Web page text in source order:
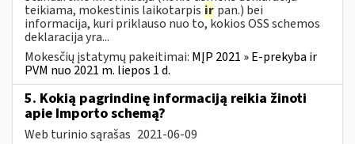
teikiama, mokestinis laikotarpis ir pan.) bei
informacija, kuri priklauso nuo to, kokios OSS schemos
deklaracija yra...
Mokesčių įstatymų pakeitimai: MĮP 2021 » E-prekyba ir
PVM nuo 2021 m. liepos 1 d.
5. Kokią pagrindinę informaciją reikia žinoti
apie Importo schemą?
Web turinio sąrašas 2021-06-09